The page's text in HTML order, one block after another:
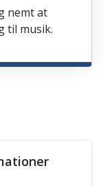
nemt at
til musik.